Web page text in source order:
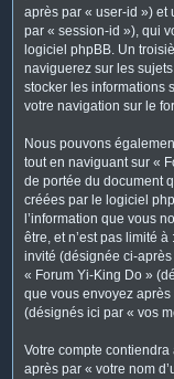
après par « user-id ») et
par « session-id »), qui
logiciel phpBB. Un
naviguerez sur les
stocker les informations
votre navigation sur le
Nous pouvons
tout en naviguant sur «
de portée du document
créées par le logiciel
l’information que vous
être, et n’est pas limité
invité (désignée ci-
« Forum Yi-King Do »
que vous envoyez après
(désignés ici par « vos
Votre compte
après par « votre nom